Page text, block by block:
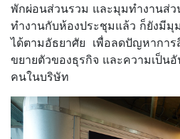
พักผ่อนส่วนรวม และมุมทำงานส่ว
ทำงานกับห้องประชุมแล้ว ก็ยังมีมุ
ได้ตามอัธยาศัย เพื่อลดปัญหาการ
ขยายตัวของธุรกิจ และความเป็น
คนในบริษัท